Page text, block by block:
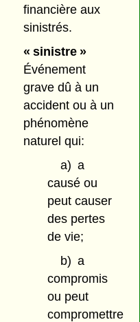
financière aux
sinistrés.
« sinistre »
Événement
grave dû à un
accident ou à un
phénomène
naturel qui:
a) a
causé ou
peut causer
des pertes
de vie;
b) a
compromis
ou peut
compromettre